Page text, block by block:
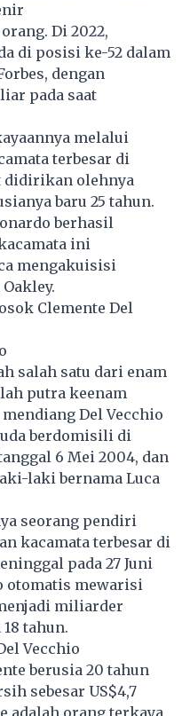
Di 2022,
di posisi ke-52 dalam
dengan
pada saat
melalui
terbesar di
didirikan olehnya
baru 25 tahun.
berhasil
ini
mengakuisisi
Clemente Del
salah satu dari enam
putra keenam
Del Vecchio
berdomisili di
6 Mei 2004, dan
laki bernama Luca
seorang pendiri
kacamata terbesar di
pada 27 Juni
otomatis mewarisi
miliarder
tahun.
Vecchio
berusia 20 tahun
sebesar US$4,7